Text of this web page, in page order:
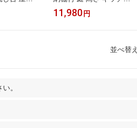
水栓付
排水ホー
台所 栓 屋外 掃除 簡易
シンク タオル掛け ホー
11,980 円
並べ替え
。